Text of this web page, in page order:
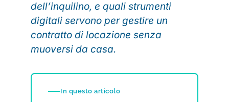
dell’inquilino, e quali strumenti
digitali servono per gestire un
contratto di locazione senza
muoversi da casa.
In questo articolo